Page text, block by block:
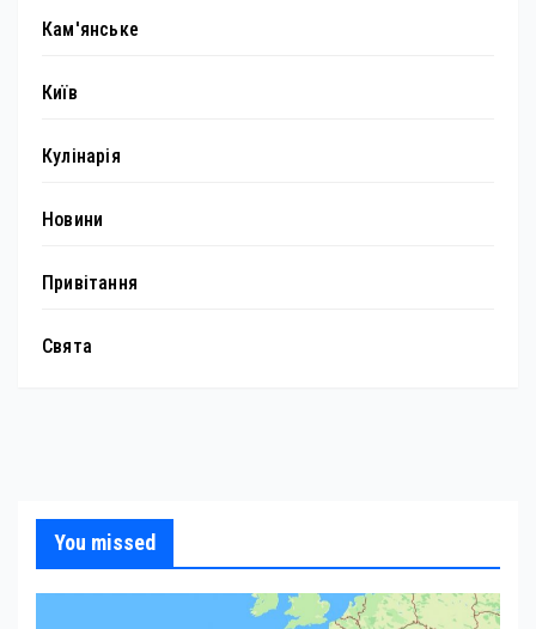
Кам'янське
Київ
Кулінарія
Новини
Привітання
Свята
You missed